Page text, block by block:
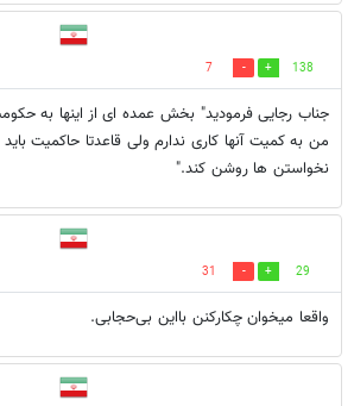
138
7
جناب رجایی فرمودید" بخش عمده ای از اینها به
من به کمیت آنها کاری ندارم ولی قاعدتا حاکمیت
نخواستن ها روشن کند."
29
31
واقعا میخوان چکارکنن بااین بی‌حجابی.